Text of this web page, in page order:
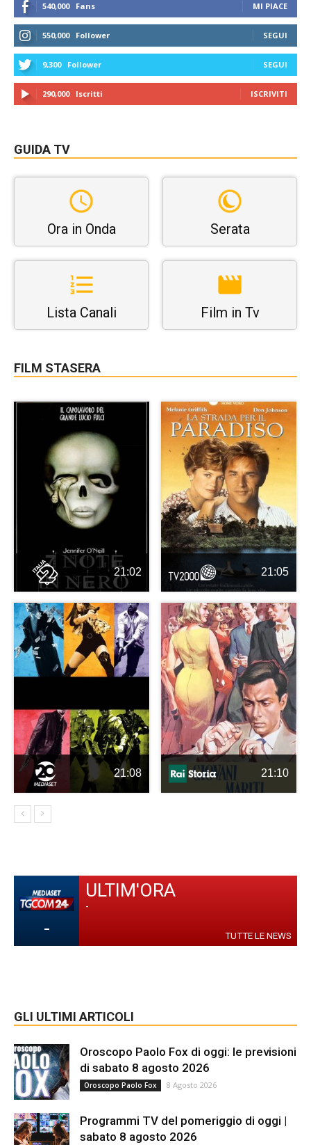
540,000 Fans MI PIACE
550,000 Follower SEGUI
9,300 Follower SEGUI
290,000 Iscritti ISCRIVITI
GUIDA TV
Ora in Onda Serata
Lista Canali Film in Tv
FILM STASERA
21:02 21:05
21:08 21:10
-
ULTIM'ORA
-
TUTTE LE NEWS
GLI ULTIMI ARTICOLI
Oroscopo Paolo Fox di oggi: le previsioni
di sabato 8 agosto 2026
Oroscopo Paolo Fox 8 Agosto 2026
Programmi TV del pomeriggio di oggi |
sabato 8 agosto 2026